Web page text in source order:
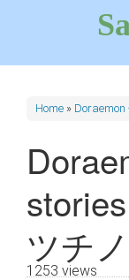
Home »
ツチ
1253 views